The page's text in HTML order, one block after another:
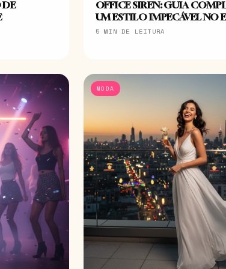
DE
OFFICE SIREN: GUIA
UM ESTILO IMPECÁVEL NO
5 MIN DE LEITURA
MODA